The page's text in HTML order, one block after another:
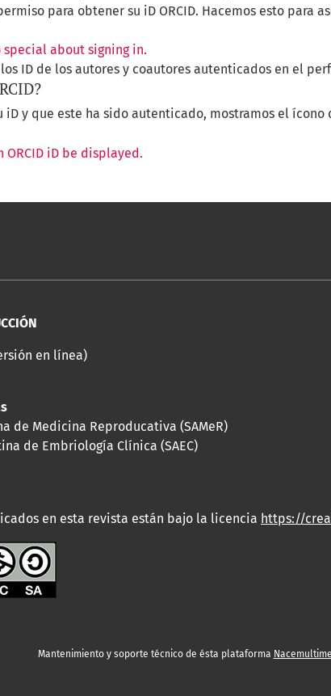
para obtener su iD ORCID. Hacemos esto
special about signing in.
ID de los autores y coautores autenticados en el
y que este ha sido autenticado, mostramos el ícono
ORCID iD be displayed.
en línea)
de Medicina Reproducativa (SAMeR)
de Embriología Clínica (SAEC)
en esta revista están bajo la licencia https://
Mantenimiento y soporte técnico de ésta plataforma